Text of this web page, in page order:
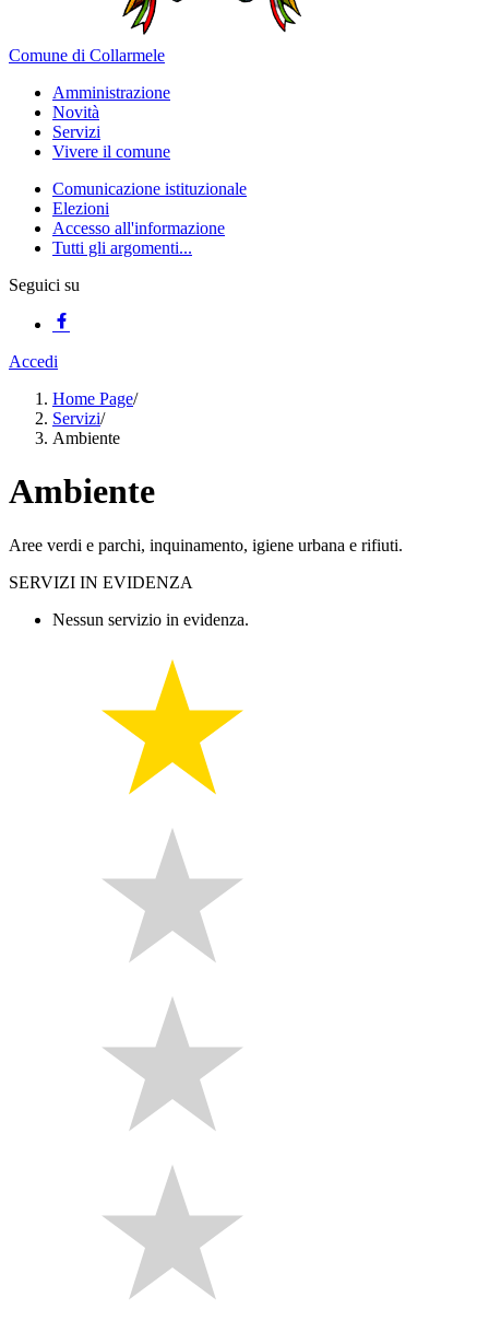
Comune di Collarmele
Amministrazione
Novità
Servizi
Vivere il comune
Comunicazione istituzionale
Elezioni
Accesso all'informazione
Tutti gli argomenti...
Seguici su
Accedi
Home Page/
Servizi/
Ambiente
Ambiente
Aree verdi e parchi, inquinamento, igiene urbana e rifiuti.
SERVIZI IN EVIDENZA
Nessun servizio in evidenza.